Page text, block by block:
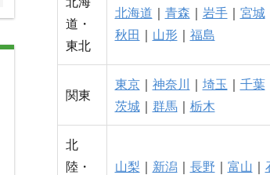
道・
東北
北海道 ｜ 青森 ｜ 岩手｜ 宮城
秋田 ｜ 山形 ｜ 福島
関東
東京｜ 神奈川 ｜ 埼玉 ｜ 千葉
茨城｜ 群馬｜ 栃木
北
陸・
山梨 ｜ 新潟 ｜ 長野 ｜ 富山 ｜